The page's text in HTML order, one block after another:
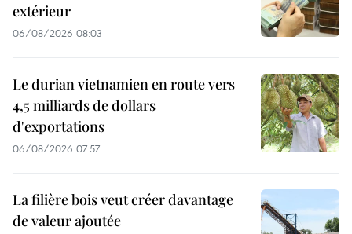
extérieur
06/08/2026 08:03
Le durian vietnamien en route vers
4,5 milliards de dollars
d'exportations
06/08/2026 07:57
La filière bois veut créer davantage
de valeur ajoutée